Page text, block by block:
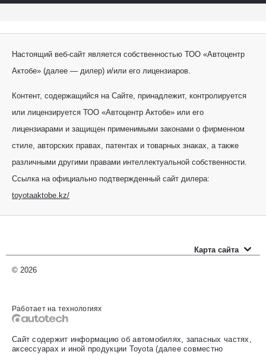
Настоящий веб-сайт является собственностью ТОО «Автоцентр
Актобе» (далее — дилер) и/или его лицензиаров.
Контент, содержащийся на Сайте, принадлежит, контролируется
или лицензируется ТОО «Автоцентр Актобе» или его
лицензиарами и защищен применимыми законами о фирменном
стиле, авторских правах, патентах и товарных знаках, а также
различными другими правами интеллектуальной собственности.
Ссылка на официально подтвержденный сайт дилера:
toyotaaktobe.kz/
Карта сайта
Новые автомобили
Автомобили с пробегом
Оценить свой авто
© 2026
Работает на технологиях
Сайт содержит информацию об автомобилях, запасных частях,
аксессуарах и иной продукции Toyota (далее совместно